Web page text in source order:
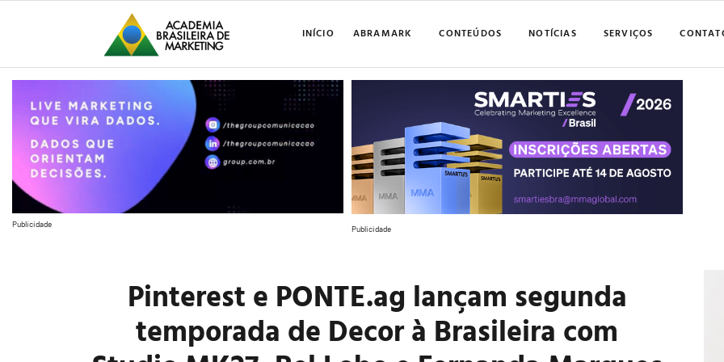
INÍCIO ABRAMARK CONTEÚDOS NOTÍCIAS SERVIÇOS
Publicidade Publicidade
Pinterest e PONTE.ag lançam segunda
temporada de Decor à Brasileira com